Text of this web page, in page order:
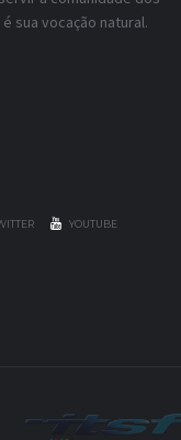
sua vocação natural.
YOUTUBE